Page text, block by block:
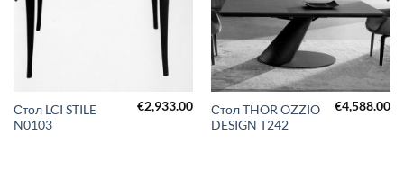
Стол LCI STILE
N0103
€2,933.00
Стол THOR OZZIO
DESIGN T242
€4,588.00